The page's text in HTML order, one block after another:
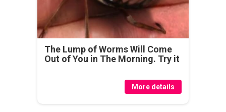
The Lump of Worms Will Come
Out of You in The Morning. Try it
More details